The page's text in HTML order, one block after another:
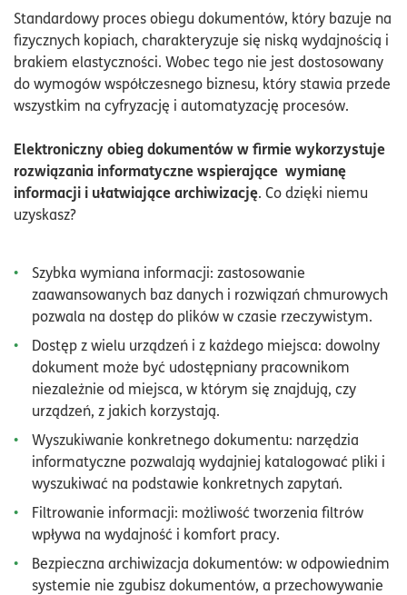
Standardowy proces obiegu dokumentów, który bazuje na
fizycznych kopiach, charakteryzuje się niską wydajnością i
brakiem elastyczności. Wobec tego nie jest dostosowany
do wymogów współczesnego biznesu, który stawia przede
wszystkim na cyfryzację i automatyzację procesów.
Elektroniczny obieg dokumentów w firmie wykorzystuje
rozwiązania informatyczne wspierające wymianę
informacji i ułatwiające archiwizację. Co dzięki niemu
uzyskasz?
Szybka wymiana informacji: zastosowanie
zaawansowanych baz danych i rozwiązań chmurowych
pozwala na dostęp do plików w czasie rzeczywistym.
Dostęp z wielu urządzeń i z każdego miejsca: dowolny
dokument może być udostępniany pracownikom
niezależnie od miejsca, w którym się znajdują, czy
urządzeń, z jakich korzystają.
Wyszukiwanie konkretnego dokumentu: narzędzia
informatyczne pozwalają wydajniej katalogować pliki i
wyszukiwać na podstawie konkretnych zapytań.
Filtrowanie informacji: możliwość tworzenia filtrów
wpływa na wydajność i komfort pracy.
Bezpieczna archiwizacja dokumentów: w odpowiednim
systemie nie zgubisz dokumentów, a przechowywanie